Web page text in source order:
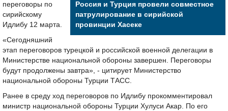
Россия и Турция провели совместное
патрулирование в сирийской
провинции Хасеке
переговоры по
сирийскому
Идлибу 12 марта.
«Сегодняшний
этап переговоров турецкой и российской военной делегации в
Министерстве национальной обороны завершен. Переговоры
будут продолжены завтра», - цитирует Министерство
национальной обороны Турции ТАСС.
Ранее в среду ход переговоров по Идлибу прокомментировал
министр национальной обороны Турции Хулуси Акар. По его